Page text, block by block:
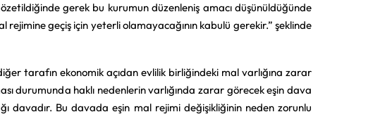
gerek bu kurumun düzenleniş amacı düşünüldüğünde
geçiş için yeterli olamayacağının kabulü gerekir.” şeklinde
tarafın ekonomik açıdan evlilik birliğindeki mal varlığına zarar
durumunda haklı nedenlerin varlığında zarar görecek eşin dava
davadır. Bu davada eşin mal rejimi değişikliğinin neden zorunlu